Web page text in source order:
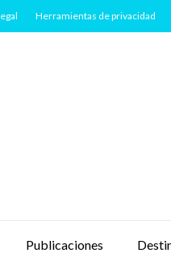
Publicaciones
Herramientas de privacidad